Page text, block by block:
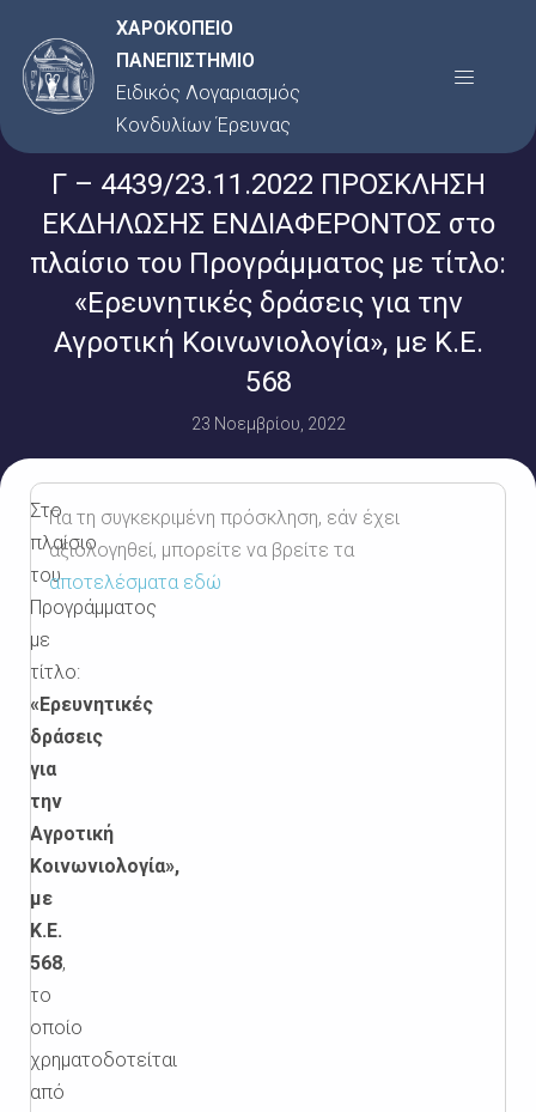
στο
περιεχόμενο
ΧΑΡΟΚΟΠΕΙΟ
ΠΑΝΕΠΙΣΤΗΜΙΟ
Ειδικός Λογαριασμός
Κονδυλίων Έρευνας
Menu
Γ – 4439/23.11.2022 ΠΡΟΣΚΛΗΣΗ
ΕΚΔΗΛΩΣΗΣ ΕΝΔΙΑΦΕΡΟΝΤΟΣ στο
πλαίσιο του Προγράμματος με τίτλο:
«Ερευνητικές δράσεις για την
Αγροτική Κοινωνιολογία», με Κ.Ε.
568
23 Νοεμβρίου, 2022
Στο
πλαίσιο
του
Προγράμματος
με
τίτλο:
«Ερευνητικές
δράσεις
για
την
Αγροτική
Κοινωνιολογία»,
με
Κ.Ε.
568,
το
οποίο
χρηματοδοτείται
από
Για τη συγκεκριμένη πρόσκληση, εάν έχει
αξιολογηθεί, μπορείτε να βρείτε τα
αποτελέσματα εδώ